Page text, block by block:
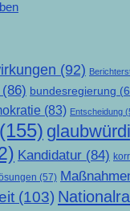
(92)
(86) bundesregierung
(83) Entscheidung
(155)
Kandidatur (84)
(57)
(103)